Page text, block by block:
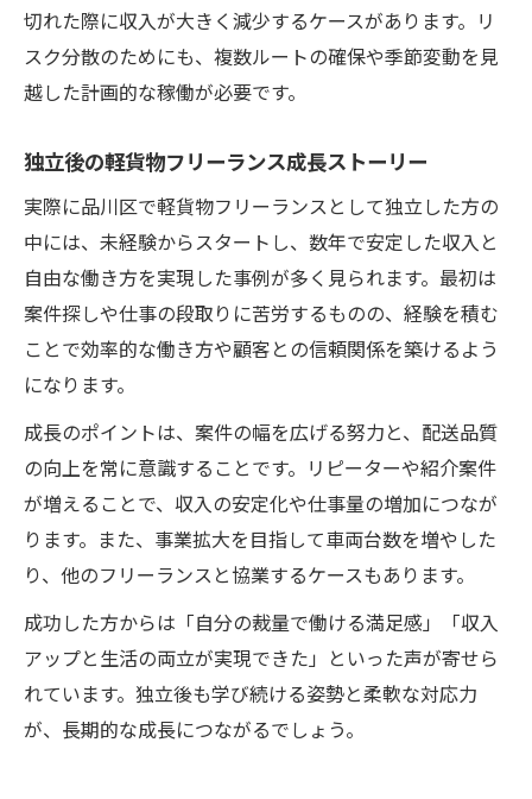
切れた際に収入が大きく減少するケースがあります。リ
スク分散のためにも、複数ルートの確保や季節変動を見
越した計画的な稼働が必要です。
独立後の軽貨物フリーランス成長ストーリー
実際に品川区で軽貨物フリーランスとして独立した方の
中には、未経験からスタートし、数年で安定した収入と
自由な働き方を実現した事例が多く見られます。最初は
案件探しや仕事の段取りに苦労するものの、経験を積む
ことで効率的な働き方や顧客との信頼関係を築けるよう
になります。
成長のポイントは、案件の幅を広げる努力と、配送品質
の向上を常に意識することです。リピーターや紹介案件
が増えることで、収入の安定化や仕事量の増加につなが
ります。また、事業拡大を目指して車両台数を増やした
り、他のフリーランスと協業するケースもあります。
成功した方からは「自分の裁量で働ける満足感」「収入
アップと生活の両立が実現できた」といった声が寄せら
れています。独立後も学び続ける姿勢と柔軟な対応力
が、長期的な成長につながるでしょう。